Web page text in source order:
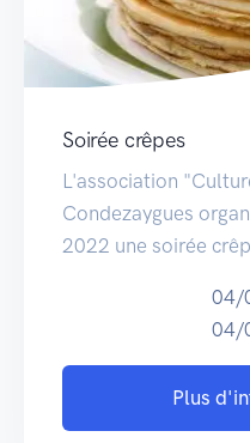
Soirée crêpes
L'association
Condezaygues
2022 une soirée
04/
04/
Plus